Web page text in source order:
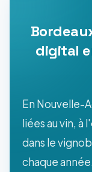
digital
En Nouvelle-
liées au vin, à
dans le
chaque